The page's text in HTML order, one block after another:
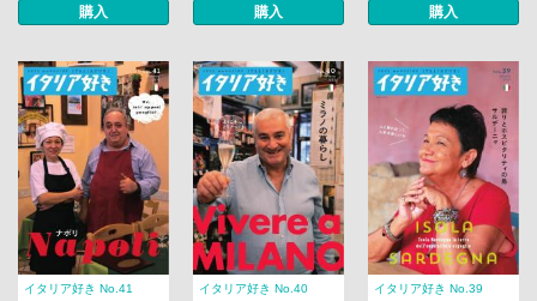
購入 購入 購入
イタリア好き No.41 イタリア好き No.40 イタリア好き No.39